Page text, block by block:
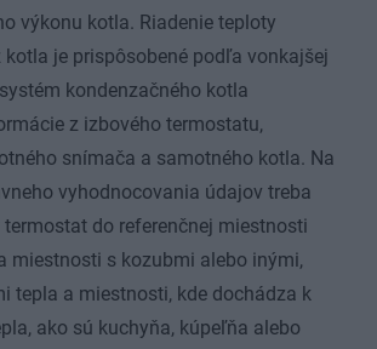
výkonu kotla. Riadenie teploty
je prispôsobené podľa vonkajšej
kondenzačného kotla
z izbového termostatu,
snímača a samotného kotla. Na
vyhodnocovania údajov treba
do referenčnej miestnosti
miestnosti s kozubmi alebo inými,
tepla a miestnosti, kde dochádza k
ako sú kuchyňa, kúpeľňa alebo